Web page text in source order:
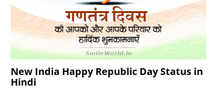
New India Happy Republic Day Status in
Hindi